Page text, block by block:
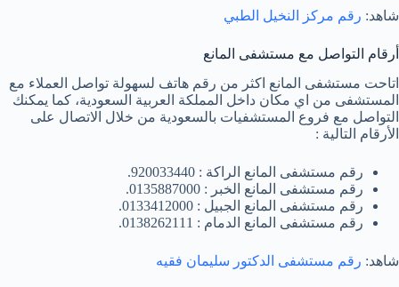
شاهد: رقم مركز النخيل الطبي
أرقام التواصل مع مستشفى المانع
اتاحت مستشفى المانع اكثر من رقم هاتف لسهولة تواصل العملاء مع
المستشفى من اي مكان داخل المملكة العربية السعودية، كما يمكنك
التواصل مع فروع المستشفيات بالسعودية من خلال الاتصال على
الأرقام التالية :
رقم مستشفى المانع الراكة : 920033440.
رقم مستشفى المانع الخبر : 0135887000.
رقم مستشفى المانع الجبيل : 0133412000.
رقم مستشفى المانع الدمام : 0138262111.
شاهد: رقم مستشفى الدكتور سليمان فقيه